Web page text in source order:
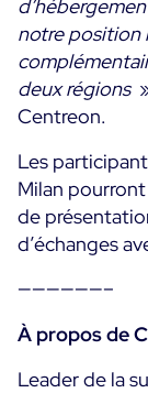
Toutes les
Ebooks
Corporate
Infographies
Salle de presse
Blog
Bonnes
Témoignages
Evénements
A venir
Passés
TARIFS
Centreon
Centreon Log
notre position
deux régions
Centreon.
Les
Milan
de
d’échanges
——————–
À propos de
Leader de la